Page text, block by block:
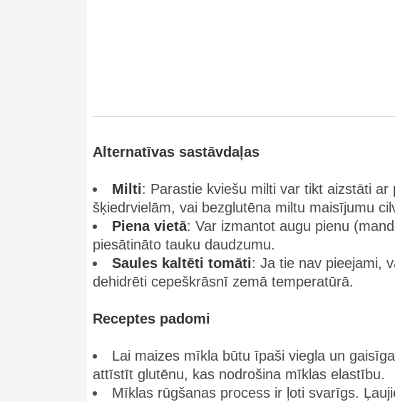
Alternatīvas sastāvdaļas
Milti: Parastie kviešu milti var tikt aizstāti
šķiedrvielām, vai bezglutēna miltu maisījumu
Piena vietā: Var izmantot augu pienu
piesātināto tauku daudzumu.
Saules kaltēti tomāti: Ja tie nav pieejami,
dehidrēti cepeškrāsnī zemā temperatūrā.
Receptes padomi
Lai maizes mīkla būtu īpaši viegla un
attīstīt glutēnu, kas nodrošina mīklas elastību.
Mīklas rūgšanas process ir ļoti svarīgs.